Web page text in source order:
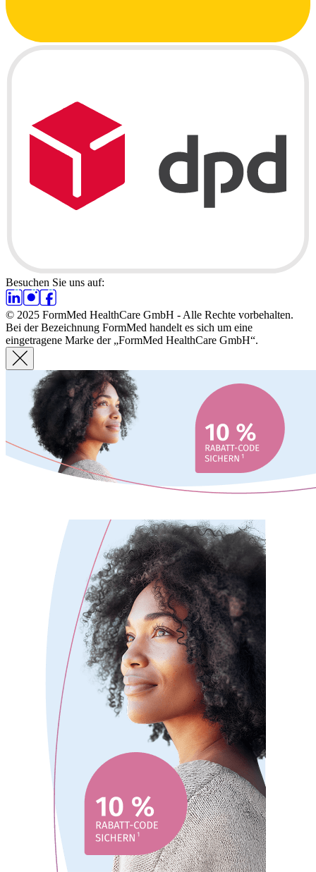
Besuchen Sie uns auf:
© 2025 FormMed HealthCare GmbH - Alle Rechte vorbehalten.
Bei der Bezeichnung FormMed handelt es sich um eine
eingetragene Marke der „FormMed HealthCare GmbH“.